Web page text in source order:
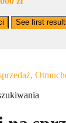
See first